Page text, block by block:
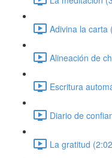
Adivina la carta
Alineación de
Escritura
Diario de
La gratitud